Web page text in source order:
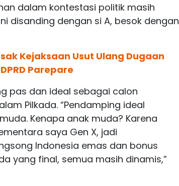
dalam kontestasi politik masih
disanding dengan si A, besok dengan
Kejaksaan Usut Ulang Dugaan
Parepare
pas dan ideal sebagai calon
Pilkada. “Pendamping ideal
Kenapa anak muda? Karena
saya Gen X, jadi
Indonesia emas dan bonus
yang final, semua masih dinamis,”